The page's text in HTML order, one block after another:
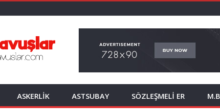
ASKERLİK ASTSUBAY SÖZLEŞMELİ ER